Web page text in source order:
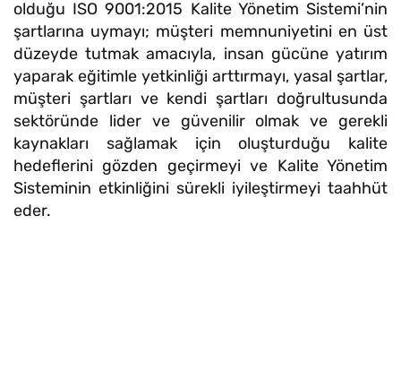
olduğu ISO 9001:2015 Kalite Yönetim Sistemi’nin
şartlarına uymayı; müşteri memnuniyetini en üst
düzeyde tutmak amacıyla, insan gücüne yatırım
yaparak eğitimle yetkinliği arttırmayı, yasal şartlar,
müşteri şartları ve kendi şartları doğrultusunda
sektöründe lider ve güvenilir olmak ve gerekli
kaynakları sağlamak için oluşturduğu kalite
hedeflerini gözden geçirmeyi ve Kalite Yönetim
Sisteminin etkinliğini sürekli iyileştirmeyi taahhüt
eder.